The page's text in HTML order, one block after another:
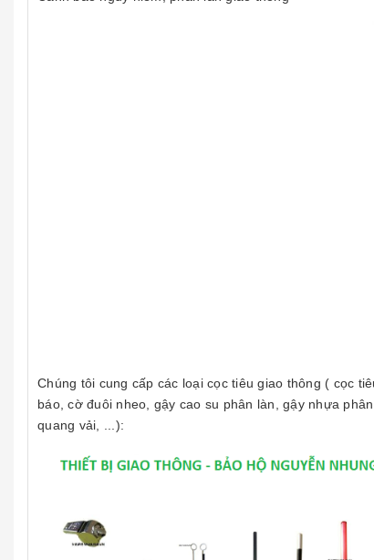
Chúng tôi cung cấp các loại cọc tiêu giao thông ( cọc
báo, cờ đuôi nheo, gậy cao su phân làn, gậy nhựa
quang vải, ...):